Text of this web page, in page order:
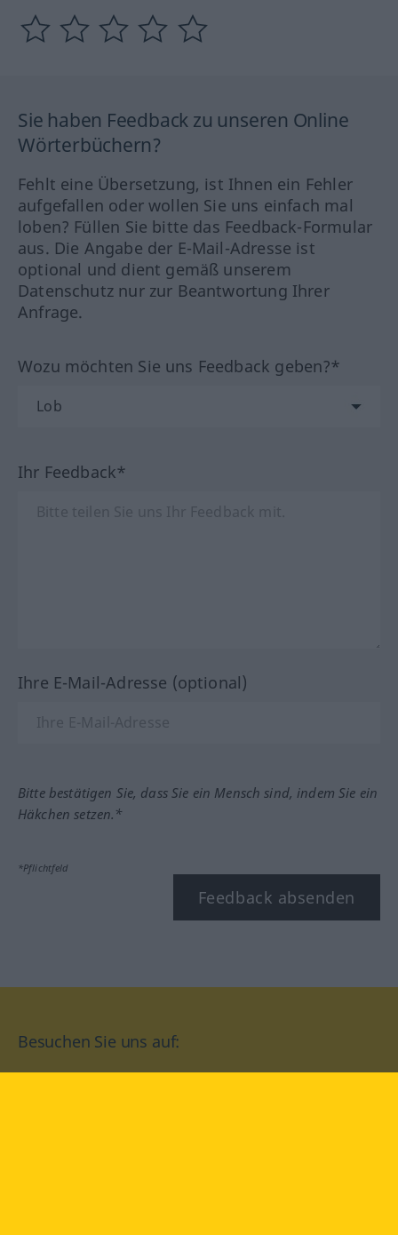
Sie haben Feedback zu unseren Online
Wörterbüchern?
Fehlt eine Übersetzung, ist Ihnen ein Fehler
aufgefallen oder wollen Sie uns einfach mal
loben? Füllen Sie bitte das Feedback-Formular
aus. Die Angabe der E-Mail-Adresse ist
optional und dient gemäß unserem
Datenschutz nur zur Beantwortung Ihrer
Anfrage.
Wozu möchten Sie uns Feedback geben?*
Ihr Feedback*
Ihre E-Mail-Adresse (optional)
Bitte bestätigen Sie, dass Sie ein Mensch sind, indem Sie ein
Häkchen setzen.*
*Pflichtfeld
Feedback absenden
Besuchen Sie uns auf: